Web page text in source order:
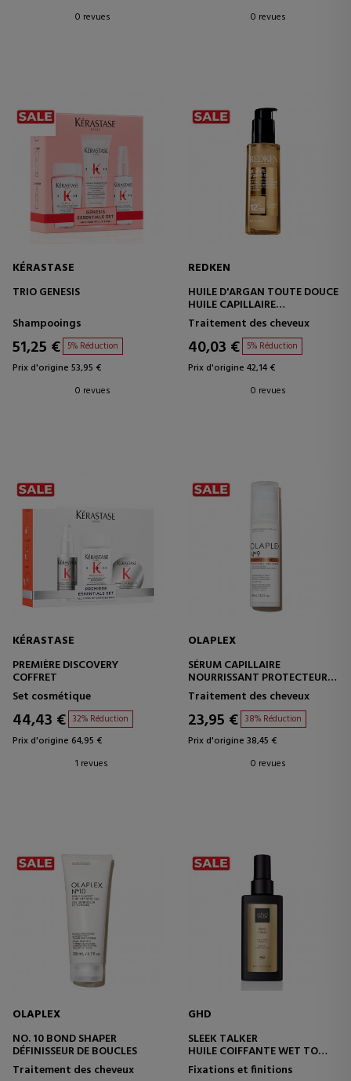
0 revues
0 revues
KÉRASTASE
TRIO GENESIS
Shampooings
51,25 € 5% Réduction
Prix d'origine 53,95 €
0 revues
REDKEN
HUILE D'ARGAN TOUTE DOUCE
HUILE CAPILLAIRE
NOURRISSANTE
Traitement des cheveux
40,03 € 5% Réduction
Prix d'origine 42,14 €
0 revues
KÉRASTASE
PREMIÈRE DISCOVERY
COFFRET
Set cosmétique
44,43 € 32% Réduction
Prix d'origine 64,95 €
1 revues
OLAPLEX
SÉRUM CAPILLAIRE
NOURRISSANT PROTECTEUR
DE LIAISONS N°9
SÉRUM COIFFANT
Traitement des cheveux
23,95 € 38% Réduction
Prix d'origine 38,45 €
0 revues
OLAPLEX
NO. 10 BOND SHAPER
DÉFINISSEUR DE BOUCLES
Traitement des cheveux
GHD
SLEEK TALKER
HUILE COIFFANTE WET TO
POLISH
Fixations et finitions